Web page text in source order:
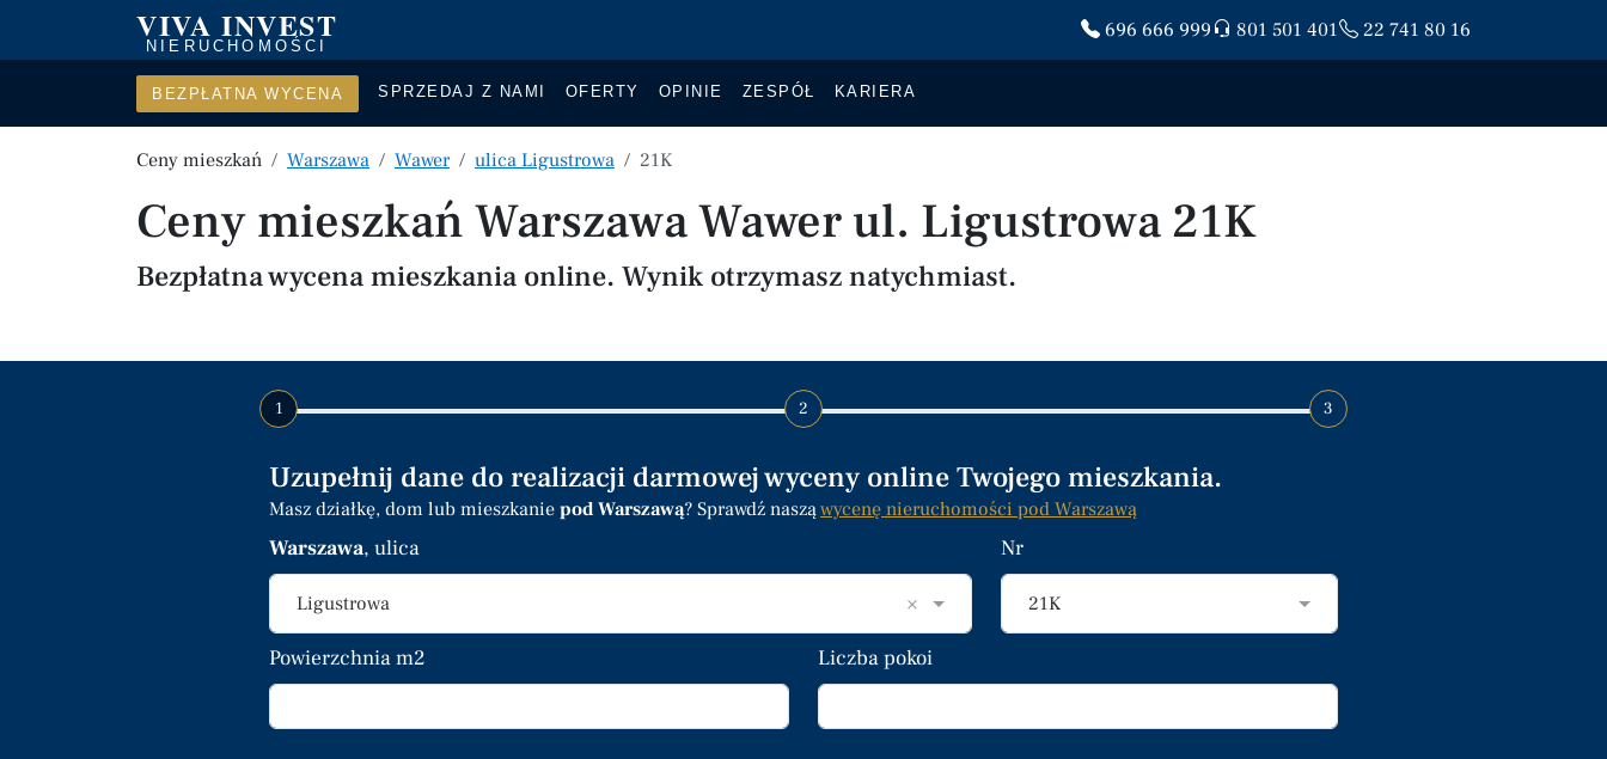
VIVA INVEST
NIERUCHOMOŚCI
696 666 999 801 501 401 22 741 80 16
BEZPŁATNA WYCENA SPRZEDAJ Z NAMI OFERTY OPINIE ZESPÓŁ KARIERA
Ceny mieszkań Warszawa Wawer ulica Ligustrowa 21K
Ceny mieszkań Warszawa Wawer ul. Ligustrowa 21K
Bezpłatna wycena mieszkania online. Wynik otrzymasz natychmiast.
1 2 3
Uzupełnij dane do realizacji darmowej wyceny online Twojego mieszkania.
Masz działkę, dom lub mieszkanie pod Warszawą? Sprawdź nasząwycenę nieruchomości pod Warszawą
Warszawa, ulica
Ligustrowa ×
Nr
21K
Powierzchnia m2 Liczba pokoi